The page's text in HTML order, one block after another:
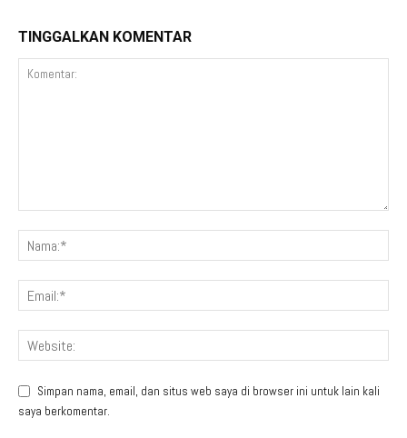
TINGGALKAN KOMENTAR
Simpan nama, email, dan situs web saya di browser ini untuk lain kali
saya berkomentar.